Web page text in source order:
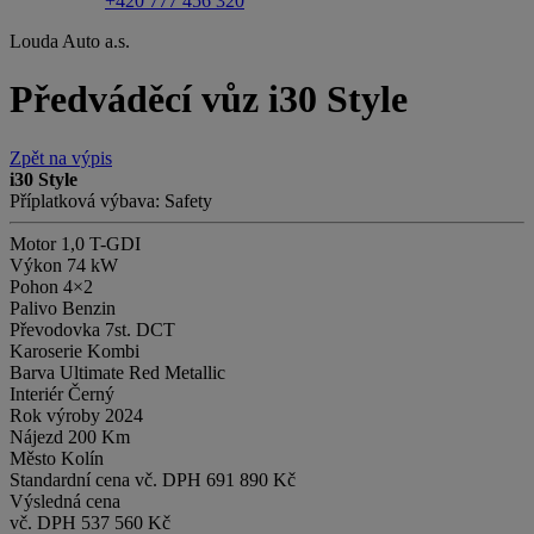
Louda Auto a.s.
Předváděcí vůz i30 Style
Zpět na výpis
i30 Style
Příplatková výbava: Safety
Motor 1,0 T-GDI
Výkon 74 kW
Pohon 4×2
Palivo Benzin
Převodovka 7st. DCT
Karoserie Kombi
Barva Ultimate Red Metallic
Interiér Černý
Rok výroby 2024
Nájezd 200 Km
Město Kolín
Standardní cena vč. DPH 691 890 Kč
Výsledná cena
vč. DPH 537 560 Kč